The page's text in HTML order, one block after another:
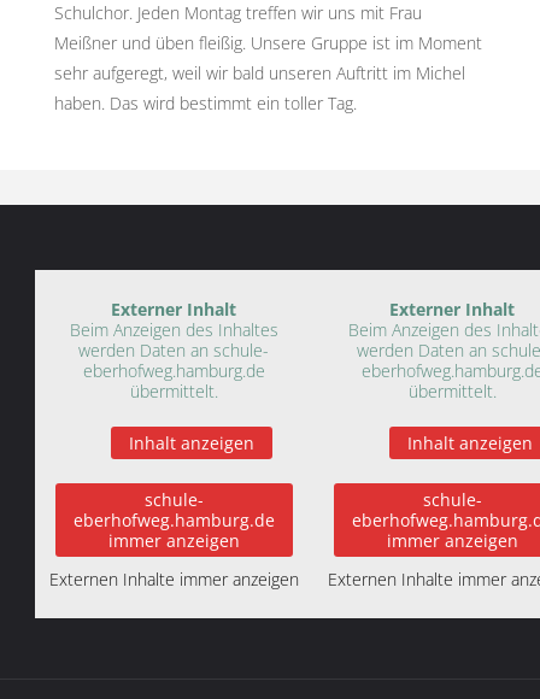
Schulchor. Jeden Montag treffen wir uns mit Frau
Meißner und üben fleißig. Unsere Gruppe ist im Moment
sehr aufgeregt, weil wir bald unseren Auftritt im Michel
haben. Das wird bestimmt ein toller Tag.
Externer Inhalt
Beim Anzeigen des Inhaltes
werden Daten an schule-
eberhofweg.hamburg.de
übermittelt.
Inhalt anzeigen
schule-
eberhofweg.hamburg.de
immer anzeigen
Externen Inhalte immer anzeigen
Externer Inhalt
Beim Anzeigen des
werden Daten an
übermittelt.
Inhalt anzeigen
schule-
immer anzeigen
Externen Inhalte immer